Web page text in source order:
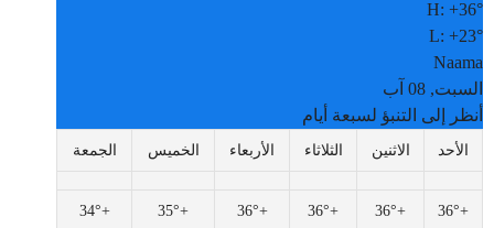
H: +36°
L: +23°
Naama
السبت, 08 آب
أنظر إلى التنبؤ لسبعة أيام
الأحد الاثنين الثلاثاء الأربعاء الخميس الجمعة
+
36°
+
36°
+
36°
+
36°
+
35°
+
34°